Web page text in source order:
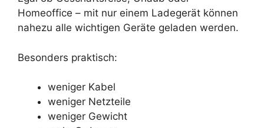
Homeoffice – mit nur einem Ladegerät können
nahezu alle wichtigen Geräte geladen werden.
Besonders praktisch:
weniger Kabel
weniger Netzteile
weniger Gewicht